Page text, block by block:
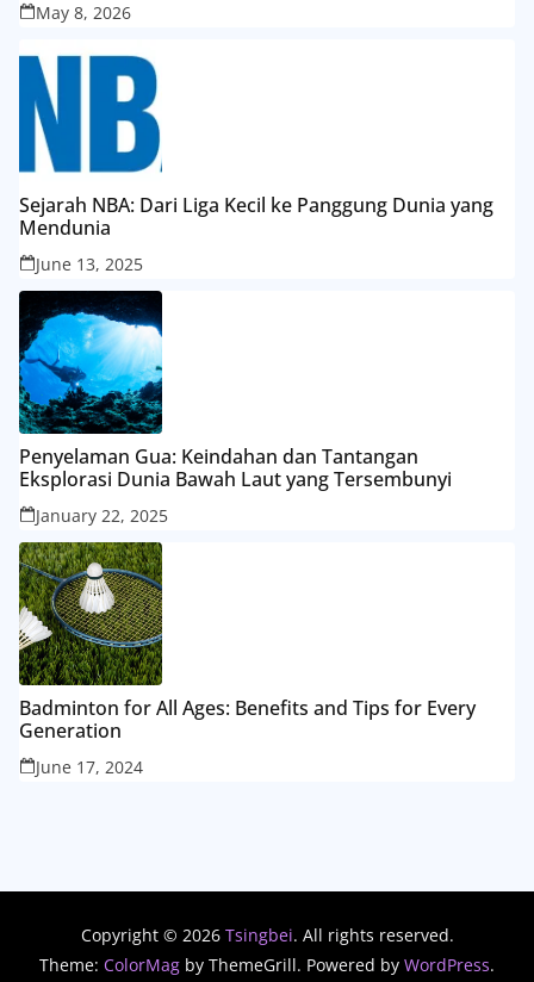
May 8, 2026
Sejarah NBA: Dari Liga Kecil ke Panggung Dunia yang
Mendunia
June 13, 2025
Penyelaman Gua: Keindahan dan Tantangan
Eksplorasi Dunia Bawah Laut yang Tersembunyi
January 22, 2025
Badminton for All Ages: Benefits and Tips for Every
Generation
June 17, 2024
Copyright © 2026 Tsingbei. All rights reserved.
Theme: ColorMag by ThemeGrill. Powered by WordPress.